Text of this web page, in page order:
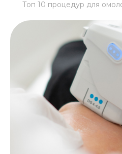
Топ 10 процедур для